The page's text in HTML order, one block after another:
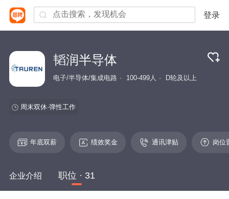
登录
韬润半导体
电子/半导体/集成电路 100-499人 D轮及以上
周末双休 弹性工作
年底双薪 绩效奖金 通讯津贴 岗位
企业介绍 职位 · 31